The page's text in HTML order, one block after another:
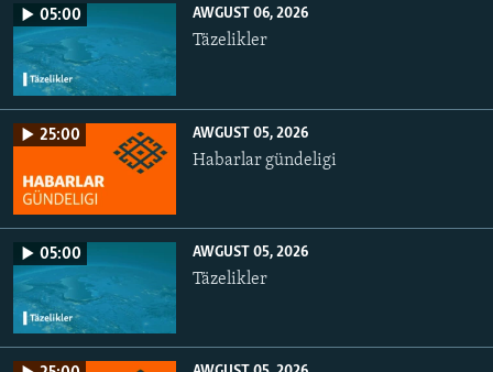
05:00 AWGUST 06, 2026
Täzelikler
25:00 AWGUST 05, 2026
Habarlar gündeligi
05:00 AWGUST 05, 2026
Täzelikler